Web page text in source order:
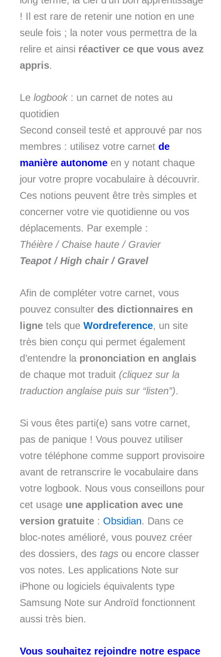
! Il est rare de retenir une notion en une
seule fois ; la noter vous permettra de la
relire et ainsi réactiver ce que vous avez
appris.
Le logbook: un carnet de notes au
quotidien
Second conseil testé et approuvé par nos
membres : utilisez votre carnet de
manière autonome en y notant chaque
jour votre propre vocabulaire à découvrir.
Ces notions peuvent être très simples et
concerner votre vie quotidienne ou vos
déplacements. Par exemple :
Théière / Chaise haute / Gravier
Teapot / High chair / Gravel
Afin de compléter votre carnet, vous
pouvez consulter des dictionnaires en
ligne tels que Wordreference, un site
très bien conçu qui permet également
d’entendre la prononciation en anglais
de chaque mot traduit (cliquez sur la
traduction anglaise puis sur “listen”).
Si vous êtes parti(e) sans votre carnet,
pas de panique ! Vous pouvez utiliser
votre téléphone comme support provisoire
avant de retranscrire le vocabulaire dans
votre logbook. Nous vous conseillons pour
cet usage une application avec une
version gratuite : Obsidian. Dans ce
bloc-notes amélioré, vous pouvez créer
des dossiers, des tags ou encore classer
vos notes. Les applications Note sur
iPhone ou logiciels équivalents type
Samsung Note sur Androïd fonctionnent
aussi très bien.
Vous souhaitez rejoindre notre espace